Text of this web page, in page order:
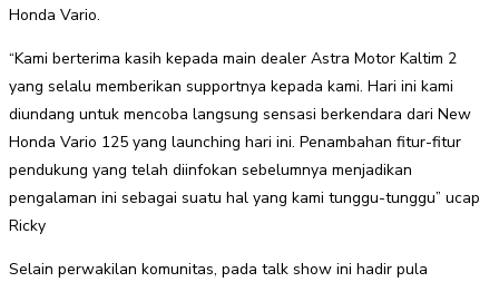
Honda Vario.
“Kami berterima kasih kepada main dealer Astra Motor Kaltim 2
yang selalu memberikan supportnya kepada kami. Hari ini kami
diundang untuk mencoba langsung sensasi berkendara dari New
Honda Vario 125 yang launching hari ini. Penambahan fitur-fitur
pendukung yang telah diinfokan sebelumnya menjadikan
pengalaman ini sebagai suatu hal yang kami tunggu-tunggu” ucap
Ricky
Selain perwakilan komunitas, pada talk show ini hadir pula